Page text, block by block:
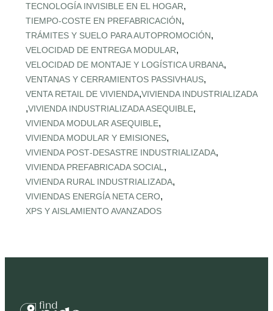
TECNOLOGÍA INVISIBLE EN EL HOGAR,
TIEMPO‑COSTE EN PREFABRICACIÓN,
TRÁMITES Y SUELO PARA AUTOPROMOCIÓN,
VELOCIDAD DE ENTREGA MODULAR,
VELOCIDAD DE MONTAJE Y LOGÍSTICA URBANA,
VENTANAS Y CERRAMIENTOS PASSIVHAUS,
VENTA RETAIL DE VIVIENDA,VIVIENDA INDUSTRIALIZADA
,VIVIENDA INDUSTRIALIZADA ASEQUIBLE,
VIVIENDA MODULAR ASEQUIBLE,
VIVIENDA MODULAR Y EMISIONES,
VIVIENDA POST‑DESASTRE INDUSTRIALIZADA,
VIVIENDA PREFABRICADA SOCIAL ,
VIVIENDA RURAL INDUSTRIALIZADA,
VIVIENDAS ENERGÍA NETA CERO,
XPS Y AISLAMIENTO AVANZADOS